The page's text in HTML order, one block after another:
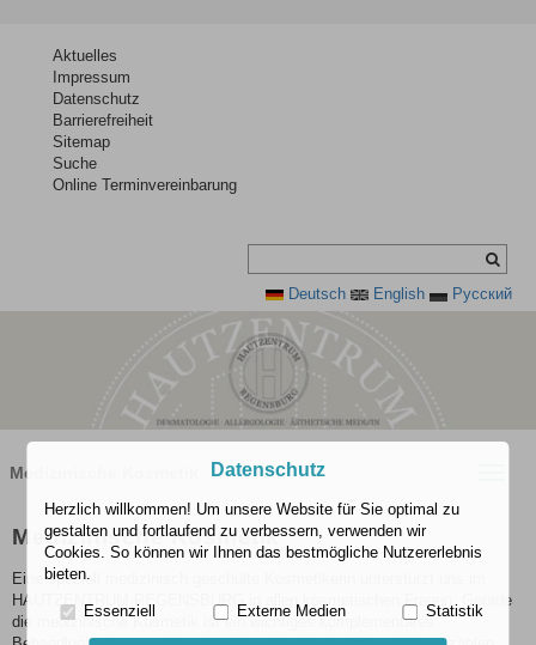
Aktuelles
Impressum
Datenschutz
Barrierefreiheit
Sitemap
Suche
Online Terminvereinbarung
Deutsch English Pусский
Medizinische Kosmetik
Medizinische Kosmetik
Eine speziell medizinisch geschulte Kosmetikerin unterstützt uns im
HAUTZENTRUM REGENSBURG in allen kosmetischen Fragen. Gerade
die medizinische Kosmetik ist ein wichtiges komplementäres
Datenschutz
Herzlich willkommen! Um unsere Website für Sie optimal zu
gestalten und fortlaufend zu verbessern, verwenden wir
Cookies. So können wir Ihnen das bestmögliche Nutzererlebnis
bieten.
Essenziell Externe Medien Statistik